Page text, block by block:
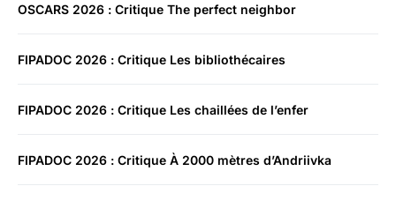
OSCARS 2026 : Critique The perfect neighbor
FIPADOC 2026 : Critique Les bibliothécaires
FIPADOC 2026 : Critique Les chaillées de l’enfer
FIPADOC 2026 : Critique À 2000 mètres d’Andriivka